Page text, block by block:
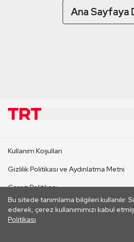
Ana Sayfaya
Bu sitede tanımlama bilgileri
ederek, çerez kullanımımızı kabul
Politikası
CANLI YAYINLAR
Kullanım Koşulları
Gizlilik Politikası ve Aydınlatma Metni
Çerez Politikası
İletişim
Her hakkı saklıdır. ©2026 TRT.